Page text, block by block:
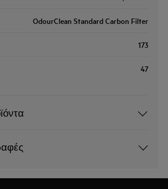
OdourClean Standard Carbon Filter
173
47